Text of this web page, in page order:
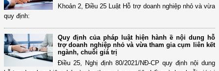
Khoản 2, Điều 25 Luật Hỗ trợ doanh nghiệp nhỏ và vừa
quy định:
Quy định của pháp luật hiện hành ề nội dung hỗ
trợ doanh nghiệp nhỏ và vừa tham gia cụm liên kết
ngành, chuỗi giá trị
Điều 25, Nghị định 80/2021/NĐ-CP quy định nội dung